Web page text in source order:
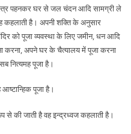
पहनकर घर से जल चंदन आदि सामग्री ले
कहलाती है। अपनी शक्ति के अनुसार
को पूजा व्यवस्था के लिए जमीन, धन आदि
करना, अपने घर के चैत्यालय में पूजा करना
नित्यमह पूजा है।
आष्टान्हिक पूजा है।
से की जाती है वह इन्द्रध्वज कहलाती है।